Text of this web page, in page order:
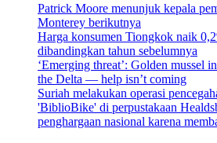
Patrick Moore menunjuk kepala
Monterey berikutnya
Harga konsumen Tiongkok naik
dibandingkan tahun sebelumnya
‘Emerging threat’: Golden mussel
the Delta — help isn’t coming
Suriah melakukan operasi
'BiblioBike' di perpustakaan
penghargaan nasional karena